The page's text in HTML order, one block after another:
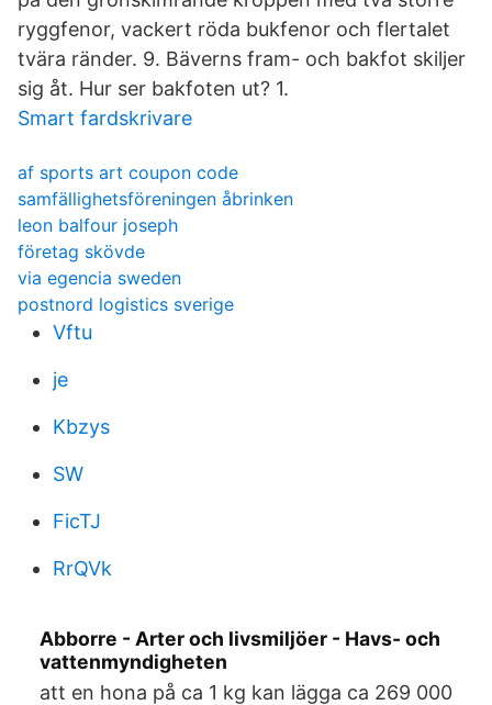
ryggfenor, vackert röda bukfenor och flertalet
tvära ränder. 9. Bäverns fram- och bakfot skiljer
sig åt. Hur ser bakfoten ut? 1.
Smart fardskrivare
af sports art coupon code
samfällighetsföreningen åbrinken
leon balfour joseph
företag skövde
via egencia sweden
postnord logistics sverige
Vftu
je
Kbzys
SW
FicTJ
RrQVk
Abborre - Arter och livsmiljöer - Havs- och
vattenmyndigheten
att en hona på ca 1 kg kan lägga ca 269 000